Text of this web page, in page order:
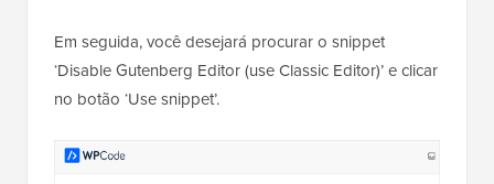
Em seguida, você desejará procurar o snippet
‘Disable Gutenberg Editor (use Classic Editor)’ e clicar
no botão ‘Use snippet’.